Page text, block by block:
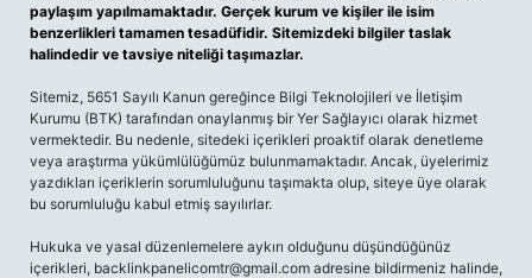
paylaşım yapılmamaktadır. Gerçek kurum ve kişiler ile isim
benzerlikleri tamamen tesadüfidir. Sitemizdeki bilgiler taslak
halindedir ve tavsiye niteliği taşımazlar.
Sitemiz, 5651 Sayılı Kanun gereğince Bilgi Teknolojileri ve İletişim
Kurumu (BTK) tarafından onaylanmış bir Yer Sağlayıcı olarak hizmet
vermektedir. Bu nedenle, sitedeki içerikleri proaktif olarak denetleme
veya araştırma yükümlülüğümüz bulunmamaktadır. Ancak, üyelerimiz
yazdıkları içeriklerin sorumluluğunu taşımakta olup, siteye üye olarak
bu sorumluluğu kabul etmiş sayılırlar.
Hukuka ve yasal düzenlemelere aykırı olduğunu düşündüğünüz
içerikleri, backlinkpanelicomtr@gmail.com adresine bildirmeniz halinde,